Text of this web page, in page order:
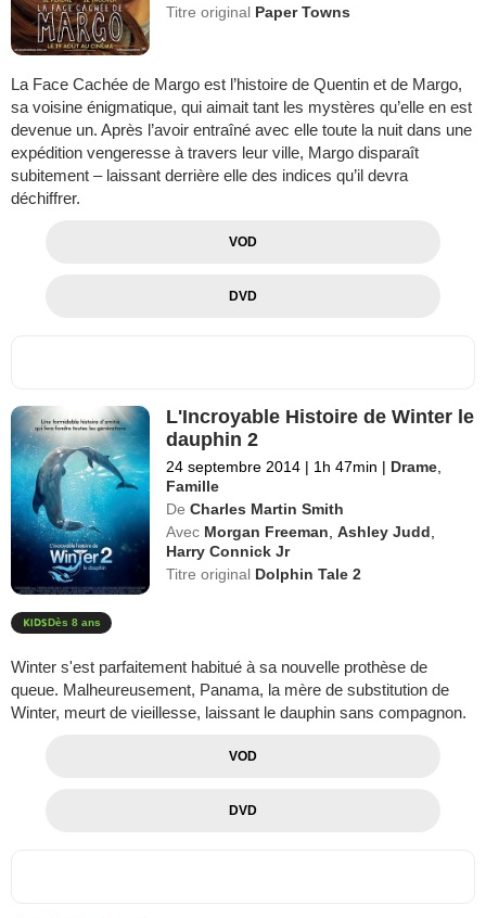
Titre original Paper Towns
La Face Cachée de Margo est l’histoire de Quentin et de Margo,
sa voisine énigmatique, qui aimait tant les mystères qu’elle en est
devenue un. Après l’avoir entraîné avec elle toute la nuit dans une
expédition vengeresse à travers leur ville, Margo disparaît
subitement – laissant derrière elle des indices qu’il devra
déchiffrer.
VOD
DVD
L'Incroyable Histoire de Winter le
dauphin 2
24 septembre 2014 | 1h 47min | Drame
Famille
De Charles Martin Smith
Avec Morgan Freeman ,Ashley Judd
Harry Connick Jr
Titre original Dolphin Tale 2
Dès 8 ans
Winter s'est parfaitement habitué à sa nouvelle prothèse de
queue. Malheureusement, Panama, la mère de substitution de
Winter, meurt de vieillesse, laissant le dauphin sans compagnon.
VOD
DVD